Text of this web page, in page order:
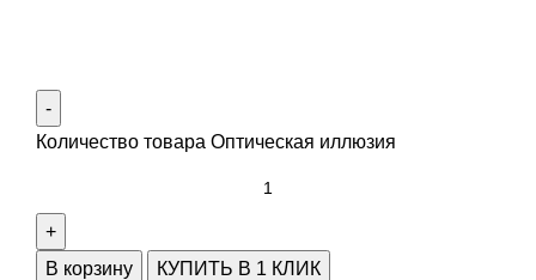
Количество товара Оптическая иллюзия
В корзину КУПИТЬ В 1 КЛИК